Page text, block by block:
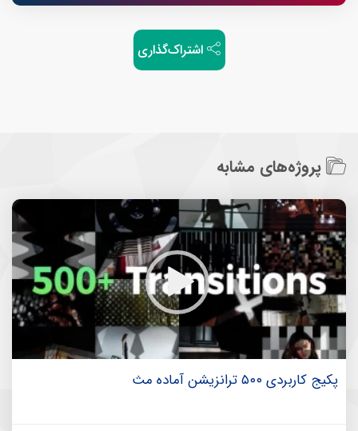
اشتراک‌گذاری
پروژه‌های مشابه
پکیج کاربردی ۵۰۰ ترانزیشن آماده مث